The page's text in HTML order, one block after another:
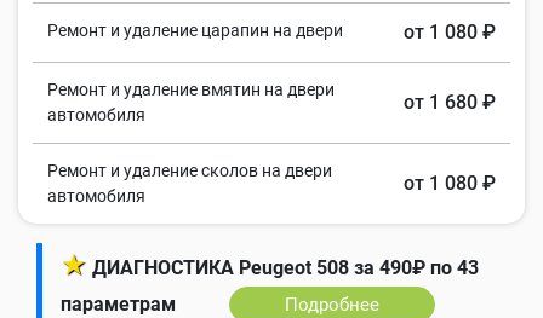
Ремонт и удаление царапин на двери от 1 080 ₽
Ремонт и удаление вмятин на двери
автомобиля
от 1 680 ₽
Ремонт и удаление сколов на двери
автомобиля
от 1 080 ₽
★ ДИАГНОСТИКА Peugeot 508 за 490₽ по 43
параметрам
Подробнее